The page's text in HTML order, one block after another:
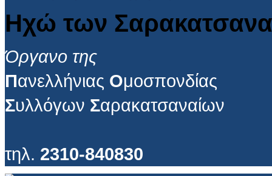
Ηχώ των
Όργανο της
Πανελλήνιας Ομοσπονδίας
Συλλόγων Σαρακατσαναίων
τηλ. 2310-840830